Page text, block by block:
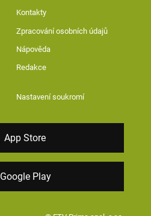
Kontakty
Zpracování osobních údajů
Nápověda
Redakce
Nastavení soukromí
App Store
Google Play